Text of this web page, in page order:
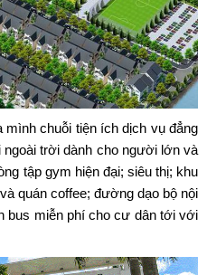
chuỗi tiện ích dịch vụ đẳng
trời dành cho người lớn và
tập gym hiện đại; siêu thị; khu
quán coffee; đường dạo bộ nội
bus miễn phí cho cư dân tới với